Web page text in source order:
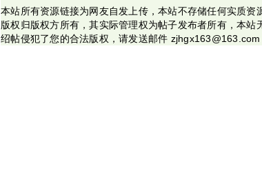
本站所有资源链接为网友自发上传，本站不存储任何实质
版权归版权方所有，其实际管理权为帖子发布者所有，本
绍帖侵犯了您的合法版权，请发送邮件 zjhgx163@163.com